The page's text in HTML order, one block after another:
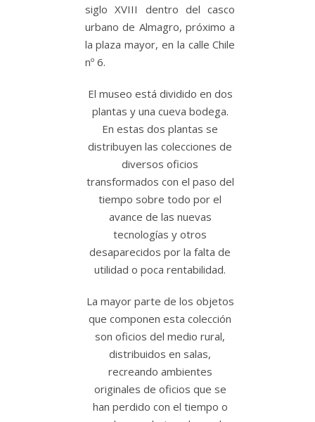
siglo XVIII dentro del casco
urbano de Almagro, próximo a
la plaza mayor, en la calle Chile
nº 6.
El museo está dividido en dos
plantas y una cueva bodega.
En estas dos plantas se
distribuyen las colecciones de
diversos oficios
transformados con el paso del
tiempo sobre todo por el
avance de las nuevas
tecnologías y otros
desaparecidos por la falta de
utilidad o poca rentabilidad.
La mayor parte de los objetos
que componen esta colección
son oficios del medio rural,
distribuidos en salas,
recreando ambientes
originales de oficios que se
han perdido con el tiempo o